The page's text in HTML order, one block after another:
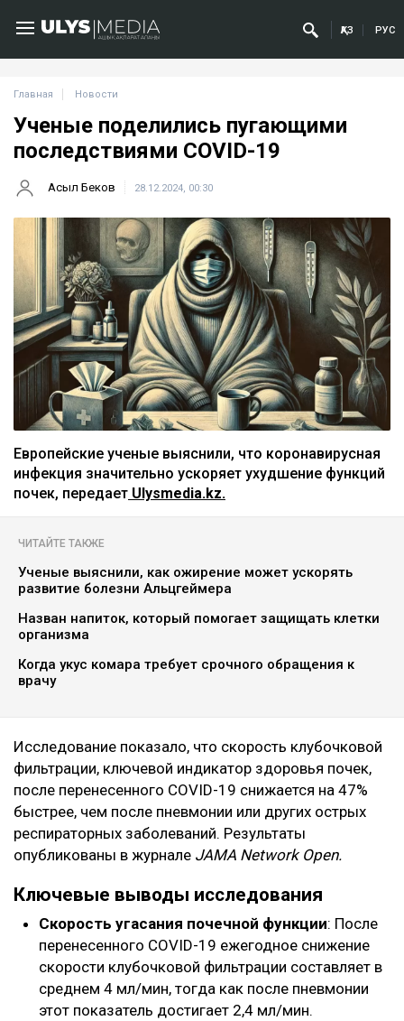
ҚАЗ РУС
Главная Новости
Ученые поделились пугающими
последствиями COVID-19
Асыл Беков 28.12.2024, 00:30
Европейские ученые выяснили, что коронавирусная
инфекция значительно ускоряет ухудшение функций
почек, передает Ulysmedia.kz.
ЧИТАЙТЕ ТАКЖЕ
Ученые выяснили, как ожирение может ускорять
развитие болезни Альцгеймера
Назван напиток, который помогает защищать клетки
организма
Когда укус комара требует срочного обращения к
врачу
Исследование показало, что скорость клубочковой
фильтрации, ключевой индикатор здоровья почек,
после перенесенного COVID-19 снижается на 47%
быстрее, чем после пневмонии или других острых
респираторных заболеваний. Результаты
опубликованы в журнале JAMA Network Open.
Ключевые выводы исследования
Скорость угасания почечной функции: После
перенесенного COVID-19 ежегодное снижение
скорости клубочковой фильтрации составляет в
среднем 4 мл/мин, тогда как после пневмонии
этот показатель достигает 2,4 мл/мин.